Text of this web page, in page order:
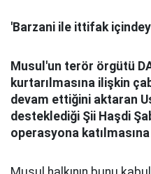
'Barzani ile ittifak
Musul'un terör örgütü
kurtarılmasına ilişkin
devam ettiğini aktaran
desteklediği Şii Haşdi
operasyona